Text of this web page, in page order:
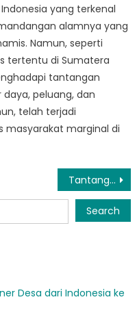
yang terkenal
alamnya yang
Namun, seperti
tertentu di Sumatera
tantangan
peluang, dan
telah terjadi
masyarakat marginal di
Tantangan dan Kemajuan dalam Penanggulangan Kemiskinan di Sumbar
Search
Desa dari Indonesia ke